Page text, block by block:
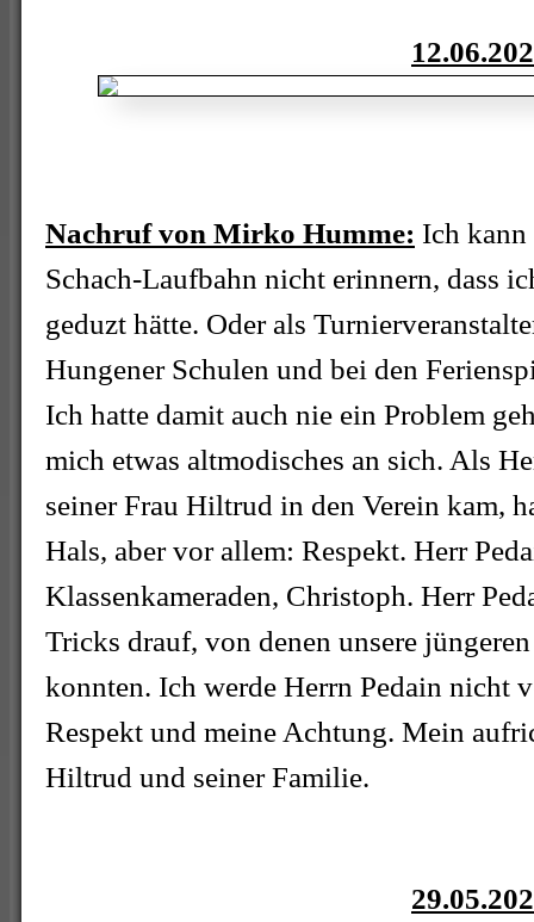
Nachruf von Mirko Humme: Ich
Schach-Laufbahn nicht erinnern, dass
geduzt hätte. Oder als
Hungener Schulen und bei den
Ich hatte damit auch nie ein Problem
mich etwas altmodisches an sich. Als
seiner Frau Hiltrud in den Verein kam,
Hals, aber vor allem: Respekt. Herr
Klassenkameraden, Christoph. Herr
Tricks drauf, von denen unsere
konnten. Ich werde Herrn Pedain nicht
Respekt und meine Achtung. Mein
Hiltrud und seiner Familie.